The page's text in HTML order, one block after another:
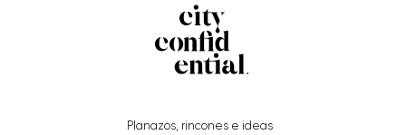
Planazos, rincones e ideas